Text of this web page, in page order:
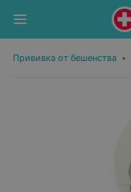
Прививка от бешенства •